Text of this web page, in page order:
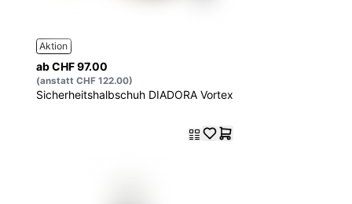
Aktion
ab CHF 97.00
(anstatt CHF 122.00)
Sicherheitshalbschuh DIADORA Vortex